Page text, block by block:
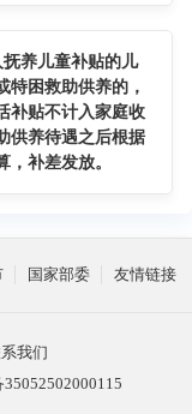
养儿童补贴的儿
特困救助供养的，
补贴不计入家庭收
供养待遇之后根据
，补差发放。
国家部委 友情链接
我们